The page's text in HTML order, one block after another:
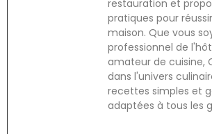
restauration et
pratiques pour
maison. Que vous
professionnel de
amateur de cuisine,
dans l'univers
recettes simples et
adaptées à tous les